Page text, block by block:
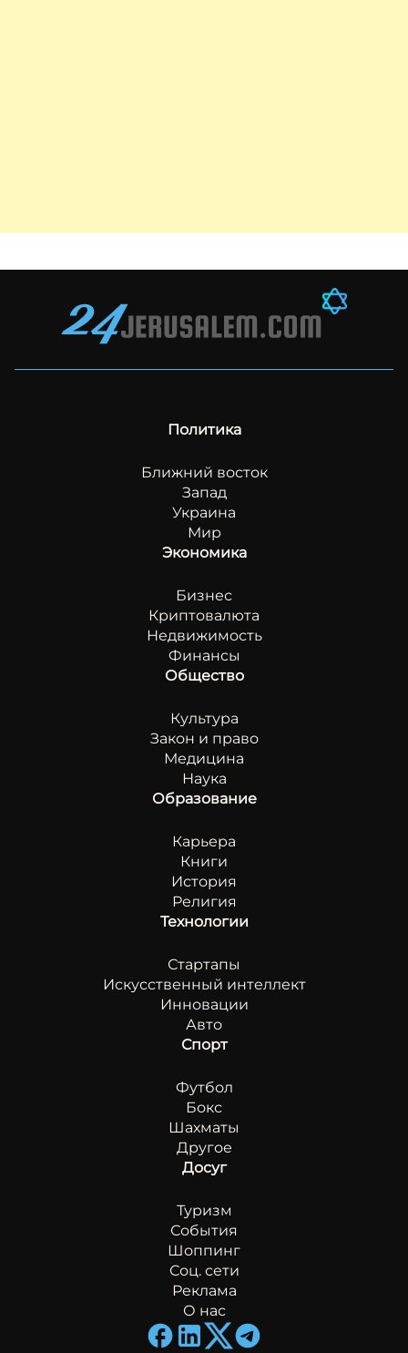
Политика
Ближний восток
Запад
Украина
Мир
Экономика
Бизнес
Криптовалюта
Недвижимость
Финансы
Общество
Культура
Закон и право
Медицина
Наука
Образование
Карьера
Книги
История
Религия
Технологии
Стартапы
Искусственный интеллект
Инновации
Авто
Спорт
Футбол
Бокс
Шахматы
Другое
Досуг
Туризм
События
Шоппинг
Соц. сети
Реклама
О нас